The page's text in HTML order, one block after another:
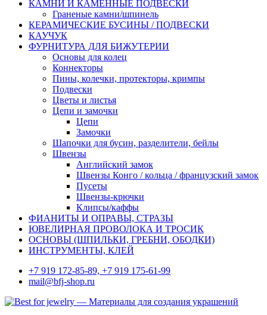
КАМНИ И КАМЕННЫЕ ПОДВЕСКИ
Граненые камни/шпинель
КЕРАМИЧЕСКИЕ БУСИНЫ / ПОДВЕСКИ
КАУЧУК
ФУРНИТУРА ДЛЯ БИЖУТЕРИИ
Основы для колец
Коннекторы
Пины, колечки, протекторы, кримпы
Подвески
Цветы и листья
Цепи и замочки
Цепи
Замочки
Шапочки для бусин, разделители, бейлы
Швензы
Английский замок
Швензы Конго / кольца / французский замок
Пусеты
Швензы-крючки
Клипсы/каффы
ФИАНИТЫ И ОПРАВЫ, СТРАЗЫ
ЮВЕЛИРНАЯ ПРОВОЛОКА И ТРОСИК
ОСНОВЫ (ШПИЛЬКИ, ГРЕБНИ, ОБОДКИ)
ИНСТРУМЕНТЫ, КЛЕЙ
+7 919 172-85-89, +7 919 175-61-99
mail@bfj-shop.ru